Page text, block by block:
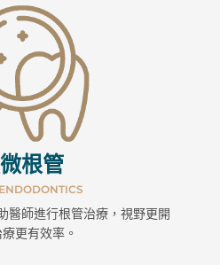
根管
醫師進行根管治療，視野更開
更有效率。